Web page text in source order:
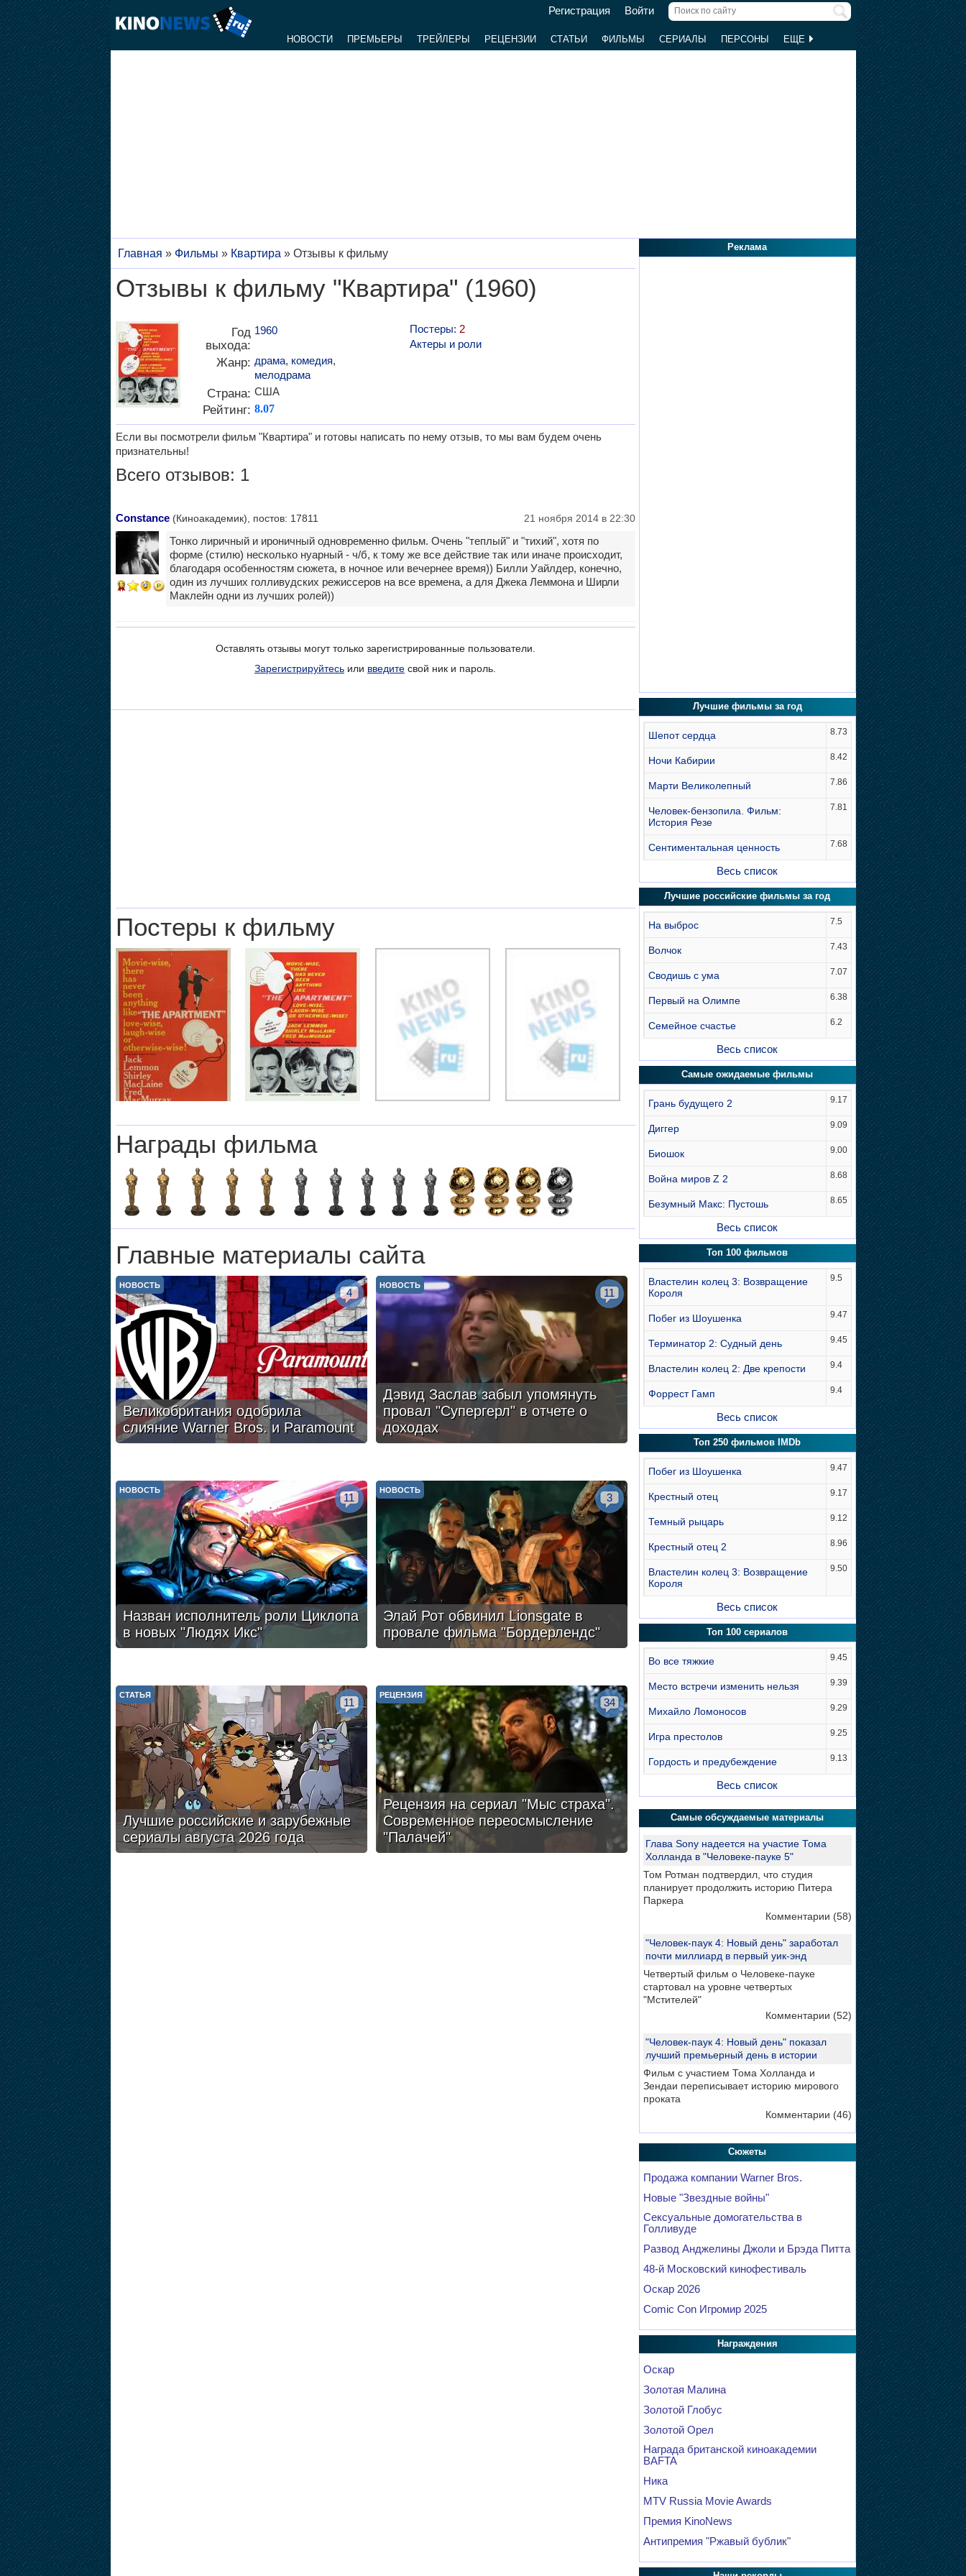
Регистрация Войти
НОВОСТИ ПРЕМЬЕРЫ ТРЕЙЛЕРЫ РЕЦЕНЗИИ СТАТЬИ ФИЛЬМЫ СЕРИАЛЫ ПЕРСОНЫ ЕЩЕ
Главная » Фильмы » Квартира » Отзывы к фильму
Отзывы к фильму "Квартира" (1960)
Год
выхода:
1960
Жанр: драма, комедия,
мелодрама
Страна: США
Рейтинг: 8.07
Постеры: 2
Актеры и роли
Если вы посмотрели фильм "Квартира" и готовы написать по нему отзыв, то мы вам будем очень
признательны!
Всего отзывов: 1
Constance(Киноакадемик), постов: 17811 21 ноября 2014 в 22:30
13
Тонко лиричный и ироничный одновременно фильм. Очень "теплый" и "тихий", хотя по
форме (стилю) несколько нуарный - ч/б, к тому же все действие так или иначе происходит,
благодаря особенностям сюжета, в ночное или вечернее время)) Билли Уайлдер, конечно,
один из лучших голливудских режиссеров на все времена, а для Джека Леммона и Ширли
Маклейн одни из лучших ролей))
Оставлять отзывы могут только зарегистрированные пользователи.
Зарегистрируйтесь или введите свой ник и пароль.
Постеры к фильму
Награды фильма
Главные материалы сайта
Великобритания одобрила
слияние Warner Bros. и Paramount
НОВОСТЬ
4
Дэвид Заслав забыл упомянуть
провал "Супергерл" в отчете о
доходах
НОВОСТЬ
11
Назван исполнитель роли Циклопа
в новых "Людях Икс"
НОВОСТЬ
11
Элай Рот обвинил Lionsgate в
провале фильма "Бордерлендс"
НОВОСТЬ
3
Лучшие российские и зарубежные
сериалы августа 2026 года
СТАТЬЯ
11
Рецензия на сериал "Мыс страха".
Современное переосмысление
"Палачей"
РЕЦЕНЗИЯ
34
Реклама
Лучшие фильмы за год
Шепот сердца 8.73
Ночи Кабирии 8.42
Марти Великолепный 7.86
Человек-бензопила. Фильм:
История Резе
7.81
Сентиментальная ценность 7.68
Весь список
Лучшие российские фильмы за год
На выброс 7.5
Волчок 7.43
Сводишь с ума 7.07
Первый на Олимпе 6.38
Семейное счастье 6.2
Весь список
Самые ожидаемые фильмы
Грань будущего 2 9.17
Диггер 9.09
Биошок 9.00
Война миров Z 2 8.68
Безумный Макс: Пустошь 8.65
Весь список
Топ 100 фильмов
Властелин колец 3: Возвращение
Короля
9.5
Побег из Шоушенка 9.47
Терминатор 2: Судный день 9.45
Властелин колец 2: Две крепости 9.4
Форрест Гамп 9.4
Весь список
Топ 250 фильмов IMDb
Побег из Шоушенка 9.47
Крестный отец 9.17
Темный рыцарь 9.12
Крестный отец 2 8.96
Властелин колец 3: Возвращение
Короля
9.50
Весь список
Топ 100 сериалов
Во все тяжкие 9.45
Место встречи изменить нельзя 9.39
Михайло Ломоносов 9.29
Игра престолов 9.25
Гордость и предубеждение 9.13
Весь список
Самые обсуждаемые материалы
Глава Sony надеется на участие Тома
Холланда в "Человеке-пауке 5"
Том Ротман подтвердил, что студия
планирует продолжить историю Питера
Паркера
Комментарии (58)
"Человек-паук 4: Новый день" заработал
почти миллиард в первый уик-энд
Четвертый фильм о Человеке-пауке
стартовал на уровне четвертых
"Мстителей"
Комментарии (52)
"Человек-паук 4: Новый день" показал
лучший премьерный день в истории
Фильм с участием Тома Холланда и
Зендаи переписывает историю мирового
проката
Комментарии (46)
Сюжеты
Продажа компании Warner Bros.
Новые "Звездные войны"
Сексуальные домогательства в
Голливуде
Развод Анджелины Джоли и Брэда Питта
48-й Московский кинофестиваль
Оскар 2026
Comic Con Игромир 2025
Награждения
Оскар
Золотая Малина
Золотой Глобус
Золотой Орел
Награда британской киноакадемии
BAFTA
Ника
MTV Russia Movie Awards
Премия KinoNews
Антипремия "Ржавый бублик"